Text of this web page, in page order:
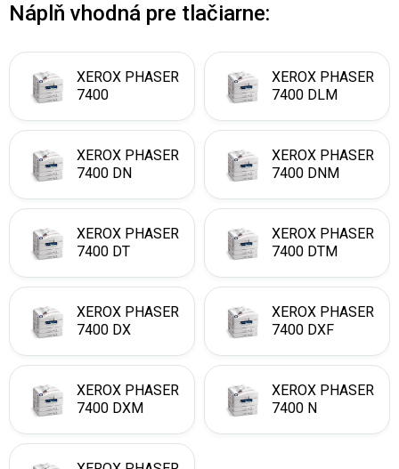
Náplň vhodná pre tlačiarne:
XEROX PHASER
7400
XEROX PHASER
7400 DLM
XEROX PHASER
7400 DN
XEROX PHASER
7400 DNM
XEROX PHASER
7400 DT
XEROX PHASER
7400 DTM
XEROX PHASER
7400 DX
XEROX PHASER
7400 DXF
XEROX PHASER
7400 DXM
XEROX PHASER
7400 N